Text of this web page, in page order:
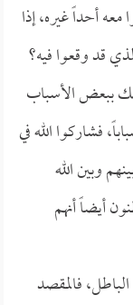
أحداً غيره، إذا
قد وقعوا فيه؟
ببعض الأسباب
فشاركوا الله في
وبين الله
أيضاً أنهم
فالمقصد